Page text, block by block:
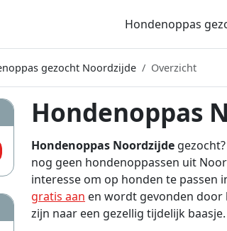
Hondenoppas
gezocht Noordzijde Overzicht
Hondenoppas
Hondenoppas Noordzijde
nog geen hondenoppassen uit
interesse om op honden te passen
gratis aan en wordt gevonden door
zijn naar een gezellig tijdelijk baasje.